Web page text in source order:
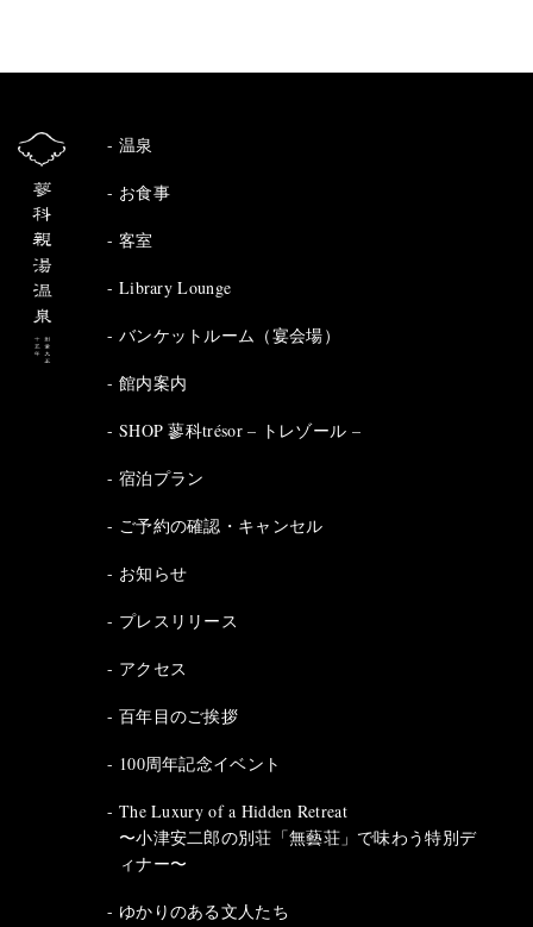
温泉
お食事
客室
Library Lounge
バンケットルーム（宴会場）
館内案内
SHOP 蓼科trésor – トレゾール –
宿泊プラン
ご予約の確認・キャンセル
お知らせ
プレスリリース
アクセス
百年目のご挨拶
100周年記念イベント
The Luxury of a Hidden Retreat
〜小津安二郎の別荘「無藝荘」で味わう特別デ
ィナー〜
ゆかりのある文人たち